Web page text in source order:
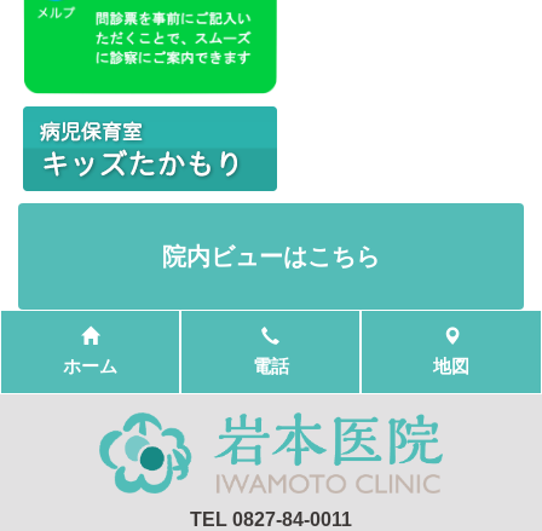
院内ビューはこちら
ホーム 電話 地図
TEL 0827-84-0011